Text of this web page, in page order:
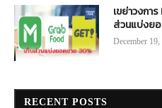
เขย่าวงกา
ส่วนแบ่งย
December 19,
RECENT POSTS